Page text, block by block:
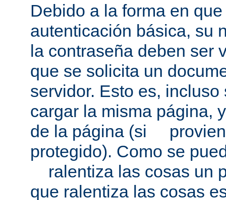
Debido a la forma en
autenticación básica, su
la contraseña deben ser
que se solicita un
servidor. Esto es,
cargar la misma página,
de la página (si
protegido). Como se
ralentiza las cosas un
que ralentiza las cosas